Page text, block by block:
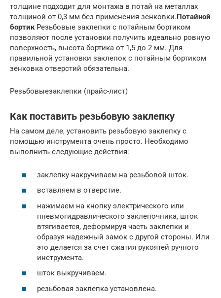
толщине подходит для монтажа в потай на металлах
толщиной от 0,3 мм без применения зенковки.Потайной
бортикРезьбовые заклепки с потайным бортиком
позволяют после установки получить идеально ровную
поверхность, высота бортика от 1,5 до 2 мм. Для
правильной установки заклепок с потайным бортиком
зенковка отверстий обязательна.
Резьбовыезаклепки (прайс-лист)
Как поставить резьбовую заклепку
На самом деле, установить резьбовую заклепку с
помощью инструмента очень просто. Необходимо
выполнить следующие действия:
заклепку накручиваем на резьбовой шток.
вставляем в отверстие.
нажимаем на кнопку электрического или
пневмогидравлического заклепочника, шток
втягивается, деформируя часть заклепки и
образуя надежный замок с другой стороны. Или
это делается за счет сжатия рукоятей ручного
инструмента.
шток выкручиваем.
резьбовая заклепка установлена.